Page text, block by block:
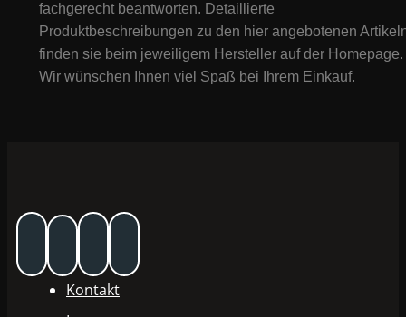
fachgerecht beantworten. Detaillierte
Produktbeschreibungen zu den hier angebotenen
finden sie beim jeweiligem Hersteller auf der Homepage.
Wir wünschen Ihnen viel Spaß bei Ihrem Einkauf.
Kontakt